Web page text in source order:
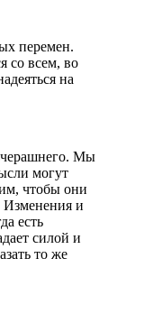
перемен.
со всем, во
на
Мы
могут
чтобы они
и
есть
силой и
то же